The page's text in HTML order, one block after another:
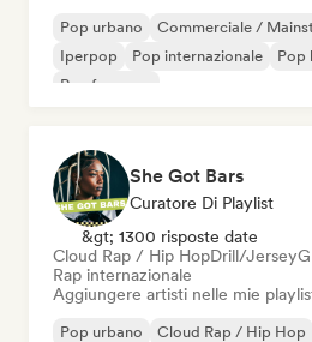
Pop urbano Commerciale /
Iperpop
Pop internazionale Pop
Rap francese
She Got Bars
Curatore Di Playlist
&gt; 1300 risposte date
Cloud Rap / Hip HopDrill/Jersey
Rap internazionale
Aggiungere artisti nelle mie
Pop urbano Cloud Rap / Hip Hop